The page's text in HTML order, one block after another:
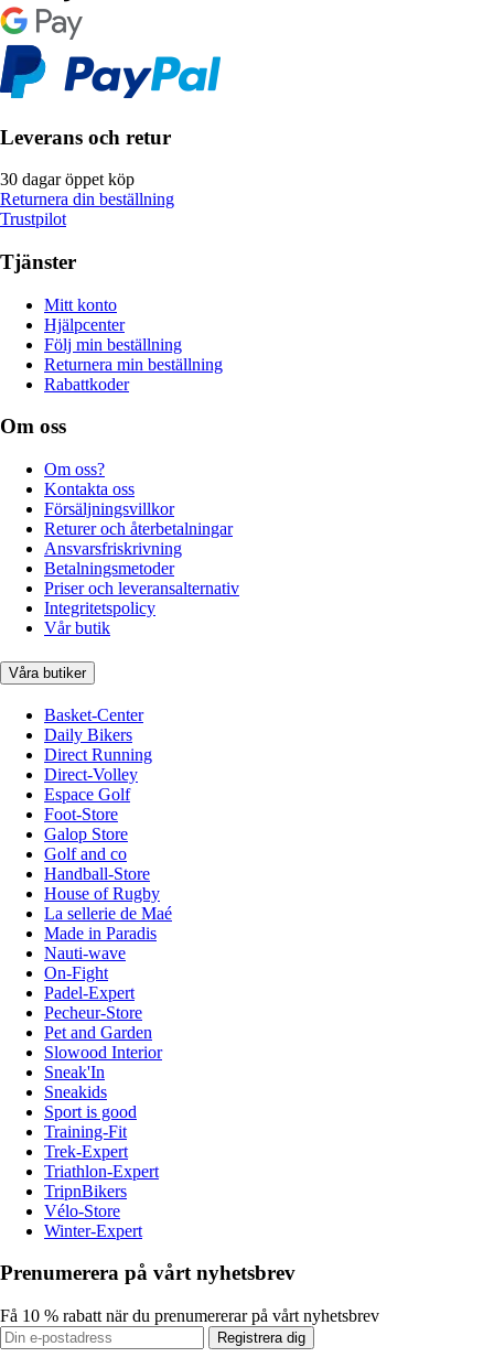
Leverans och retur
30 dagar öppet köp
Returnera din beställning
Trustpilot
Tjänster
Mitt konto
Hjälpcenter
Följ min beställning
Returnera min beställning
Rabattkoder
Om oss
Om oss?
Kontakta oss
Försäljningsvillkor
Returer och återbetalningar
Ansvarsfriskrivning
Betalningsmetoder
Priser och leveransalternativ
Integritetspolicy
Vår butik
Våra butiker
Basket-Center
Daily Bikers
Direct Running
Direct-Volley
Espace Golf
Foot-Store
Galop Store
Golf and co
Handball-Store
House of Rugby
La sellerie de Maé
Made in Paradis
Nauti-wave
On-Fight
Padel-Expert
Pecheur-Store
Pet and Garden
Slowood Interior
Sneak'In
Sneakids
Sport is good
Training-Fit
Trek-Expert
Triathlon-Expert
TripnBikers
Vélo-Store
Winter-Expert
Prenumerera på vårt nyhetsbrev
Få 10 % rabatt när du prenumererar på vårt nyhetsbrev
Registrera dig